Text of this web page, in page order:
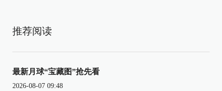
推荐阅读
最新月球“宝藏图”抢先看
2026-08-07 09:48